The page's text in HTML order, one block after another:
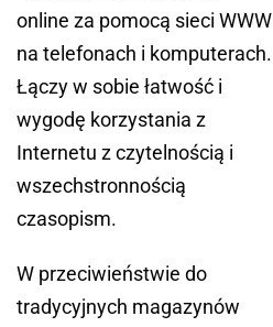
online za pomocą sieci WWW
na telefonach i komputerach.
Łączy w sobie łatwość i
wygodę korzystania z
Internetu z czytelnością i
wszechstronnością
czasopism.
W przeciwieństwie do
tradycyjnych magazynów